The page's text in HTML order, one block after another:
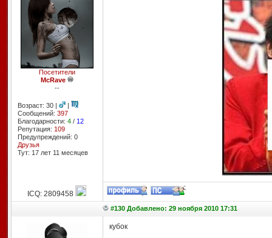
Посетители
McRave
--
Возраст: 30 |
|
Сообщений: 397
Благодарности: 4/ 12
Репутация: 109
Предупреждений: 0
Друзья
Тут: 17 лет 11 месяцев
ICQ: 2809458
#130 Добавлено: 29 ноября 2010 17:31
кубок